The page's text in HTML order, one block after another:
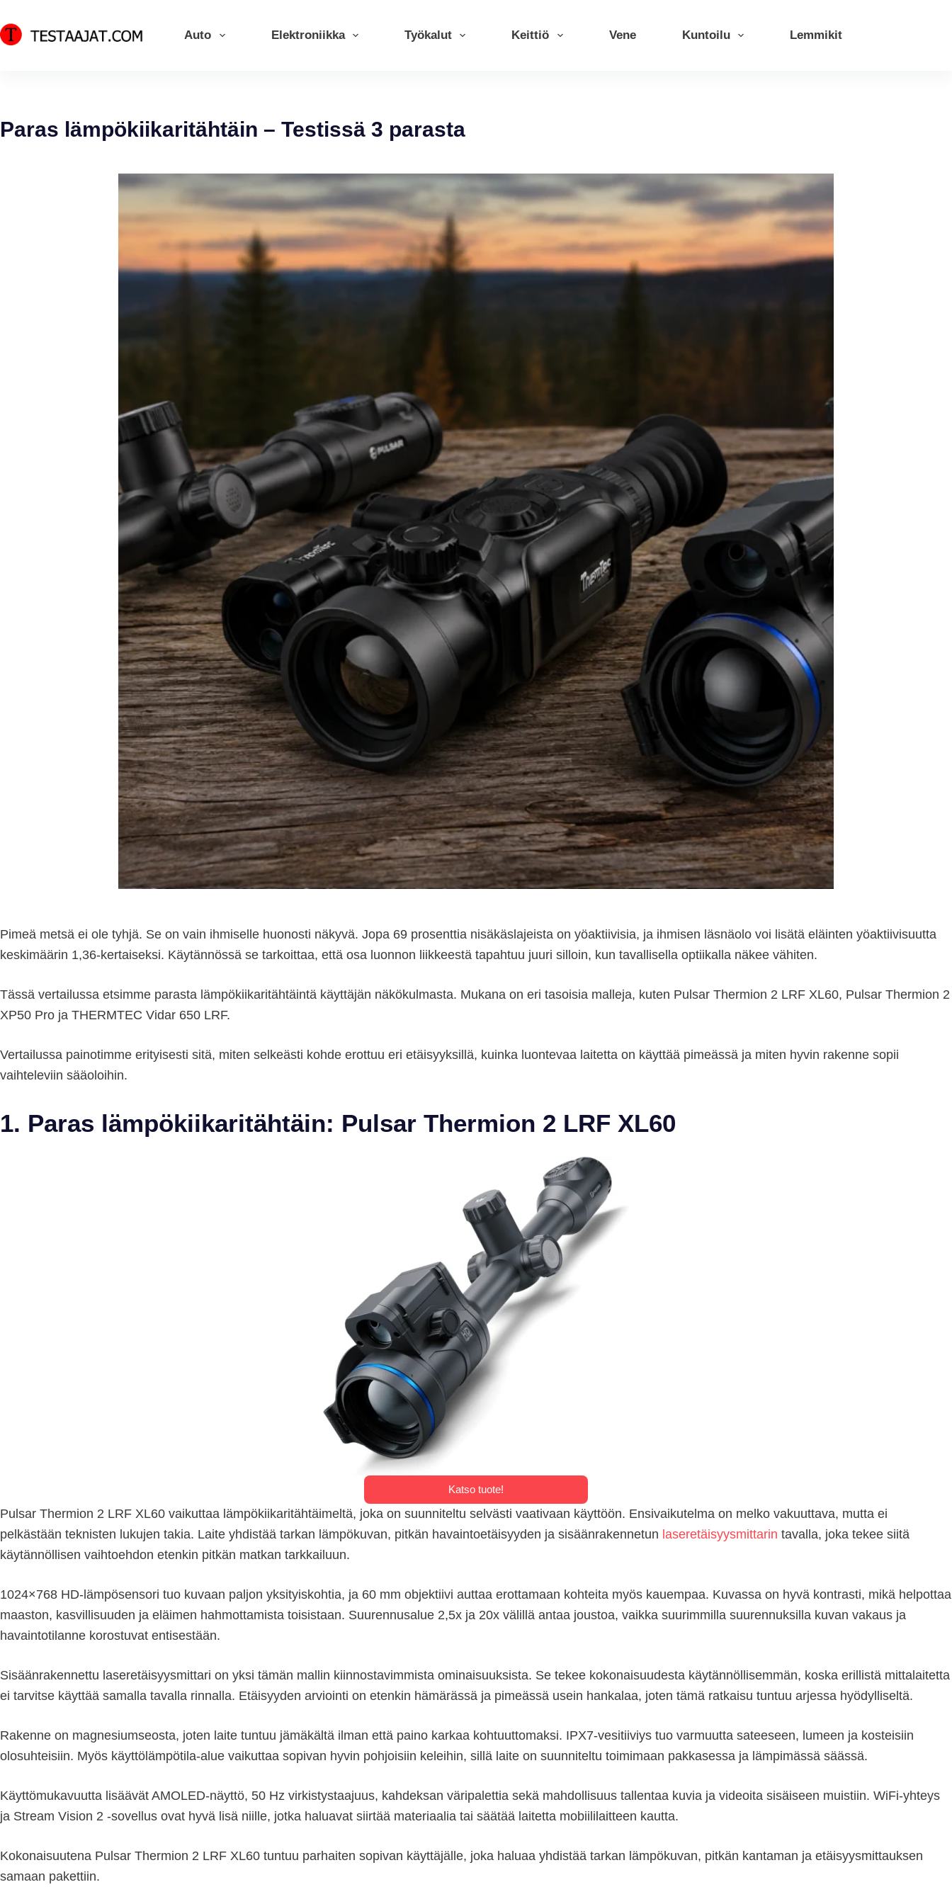
to
Auto Elektroniikka Työkalut Keittiö Vene Kuntoilu Lemmikit
Paras lämpökiikaritähtäin – Testissä 3 parasta
Pimeä metsä ei ole tyhjä. Se on vain ihmiselle huonosti näkyvä. Jopa 69 prosenttia nisäkäslajeista on yöaktiivisia, ja ihmisen läsnäolo voi lisätä eläinten yöaktiivisuutta
keskimäärin 1,36-kertaiseksi. Käytännössä se tarkoittaa, että osa luonnon liikkeestä tapahtuu juuri silloin, kun tavallisella optiikalla näkee vähiten.
Tässä vertailussa etsimme parasta lämpökiikaritähtäintä käyttäjän näkökulmasta. Mukana on eri tasoisia malleja, kuten Pulsar Thermion 2 LRF XL60, Pulsar Thermion 2
XP50 Pro ja THERMTEC Vidar 650 LRF.
Vertailussa painotimme erityisesti sitä, miten selkeästi kohde erottuu eri etäisyyksillä, kuinka luontevaa laitetta on käyttää pimeässä ja miten hyvin rakenne sopii
vaihteleviin sääoloihin.
1. Paras lämpökiikaritähtäin: Pulsar Thermion 2 LRF XL60
Katso tuote!
Pulsar Thermion 2 LRF XL60 vaikuttaa lämpökiikaritähtäimeltä, joka on suunniteltu selvästi vaativaan käyttöön. Ensivaikutelma on melko vakuuttava, mutta ei
pelkästään teknisten lukujen takia. Laite yhdistää tarkan lämpökuvan, pitkän havaintoetäisyyden ja sisäänrakennetun laseretäisyysmittarin tavalla, joka tekee siitä
käytännöllisen vaihtoehdon etenkin pitkän matkan tarkkailuun.
1024×768 HD-lämpösensori tuo kuvaan paljon yksityiskohtia, ja 60 mm objektiivi auttaa erottamaan kohteita myös kauempaa. Kuvassa on hyvä kontrasti, mikä helpottaa
maaston, kasvillisuuden ja eläimen hahmottamista toisistaan. Suurennusalue 2,5x ja 20x välillä antaa joustoa, vaikka suurimmilla suurennuksilla kuvan vakaus ja
havaintotilanne korostuvat entisestään.
Sisäänrakennettu laseretäisyysmittari on yksi tämän mallin kiinnostavimmista ominaisuuksista. Se tekee kokonaisuudesta käytännöllisemmän, koska erillistä mittalaitetta
ei tarvitse käyttää samalla tavalla rinnalla. Etäisyyden arviointi on etenkin hämärässä ja pimeässä usein hankalaa, joten tämä ratkaisu tuntuu arjessa hyödylliseltä.
Rakenne on magnesiumseosta, joten laite tuntuu jämäkältä ilman että paino karkaa kohtuuttomaksi. IPX7-vesitiiviys tuo varmuutta sateeseen, lumeen ja kosteisiin
olosuhteisiin. Myös käyttölämpötila-alue vaikuttaa sopivan hyvin pohjoisiin keleihin, sillä laite on suunniteltu toimimaan pakkasessa ja lämpimässä säässä.
Käyttömukavuutta lisäävät AMOLED-näyttö, 50 Hz virkistystaajuus, kahdeksan väripalettia sekä mahdollisuus tallentaa kuvia ja videoita sisäiseen muistiin. WiFi-yhteys
ja Stream Vision 2 -sovellus ovat hyvä lisä niille, jotka haluavat siirtää materiaalia tai säätää laitetta mobiililaitteen kautta.
Kokonaisuutena Pulsar Thermion 2 LRF XL60 tuntuu parhaiten sopivan käyttäjälle, joka haluaa yhdistää tarkan lämpökuvan, pitkän kantaman ja etäisyysmittauksen
samaan pakettiin.